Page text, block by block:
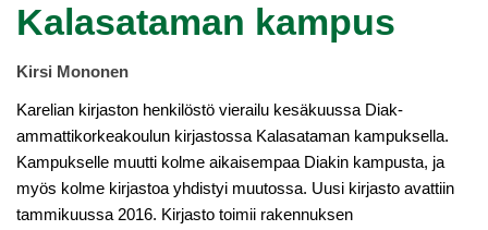
Kalasataman kampus
Kirsi Mononen
Karelian kirjaston henkilöstö vierailu kesäkuussa Diak-
ammattikorkeakoulun kirjastossa Kalasataman kampuksella.
Kampukselle muutti kolme aikaisempaa Diakin kampusta, ja
myös kolme kirjastoa yhdistyi muutossa. Uusi kirjasto avattiin
tammikuussa 2016. Kirjasto toimii rakennuksen